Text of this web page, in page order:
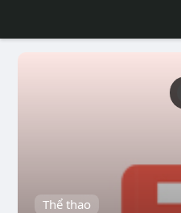
Thể thao